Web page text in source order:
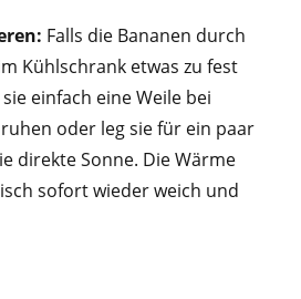
Falls die Bananen durch
Kühlschrank etwas zu fest
einfach eine Weile bei
oder leg sie für ein paar
direkte Sonne. Die Wärme
sofort wieder weich und